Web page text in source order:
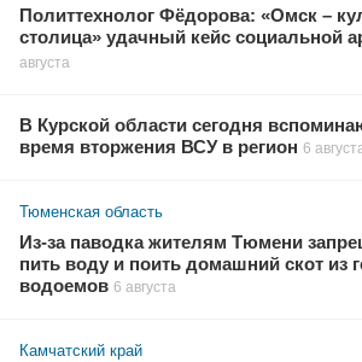
Политтехнолог Фёдорова: «Омск –
столица» удачный кейс социальной
августа
В Курской области сегодня
время вторжения ВСУ в регион 6
Тюменская область
Из-за паводка жителям Тюмени
пить воду и поить домашний скот из
водоемов 6 августа
Камчатский край